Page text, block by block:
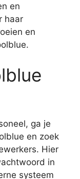
en
haar
en
ga je
en zoek
Hier
in
systeem